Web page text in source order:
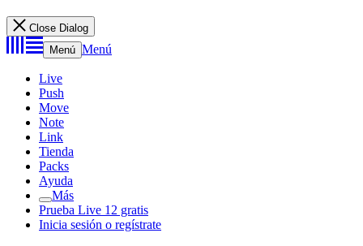
Close Dialog
Menú Menú
Live
Push
Move
Note
Link
Tienda
Packs
Ayuda
Más
Prueba Live 12 gratis
Inicia sesión o regístrate